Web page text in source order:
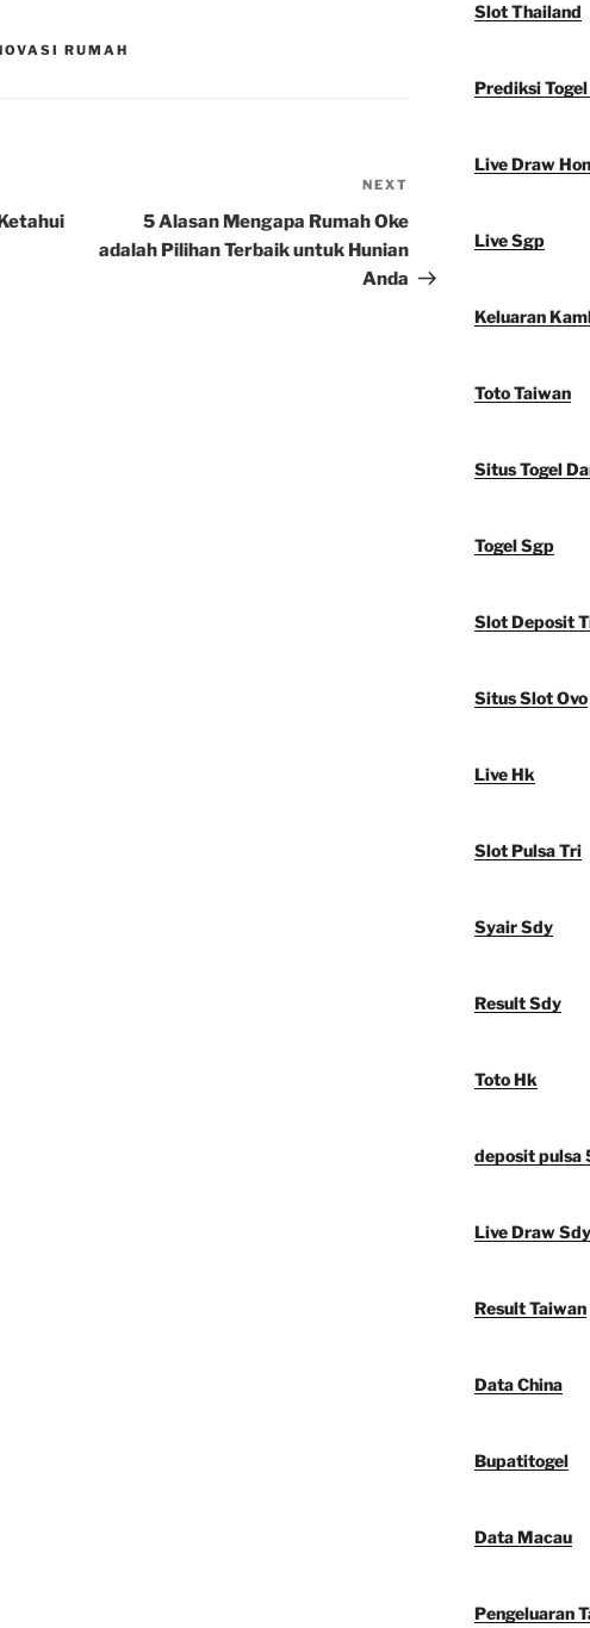
RUMAH
Post
NEXT
5 Alasan Mengapa Rumah Oke
adalah Pilihan Terbaik untuk Hunian
Anda
Slot Thailand
Prediksi
Live Draw
Live Sgp
Keluaran
Toto Taiwan
Situs Togel
Togel Sgp
Slot Deposit
Situs Slot Ovo
Live Hk
Slot Pulsa Tri
Syair Sdy
Result Sdy
Toto Hk
deposit pulsa
Live Draw Sdy
Result Taiwan
Data China
Bupatitogel
Data Macau
Pengeluaran